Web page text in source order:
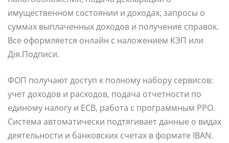
имущественном состоянии и доходах, запросы о
суммах выплаченных доходов и получение справок.
Все оформляется онлайн с наложением КЭП или
Дія.Подписи.
ФОП получают доступ к полному набору сервисов:
учет доходов и расходов, подача отчетности по
единому налогу и ЕСВ, работа с программным РРО.
Система автоматически подтягивает данные о видах
деятельности и банковских счетах в формате IBAN.